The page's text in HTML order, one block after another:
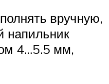
вручную,
напильник
4…5.5 мм,